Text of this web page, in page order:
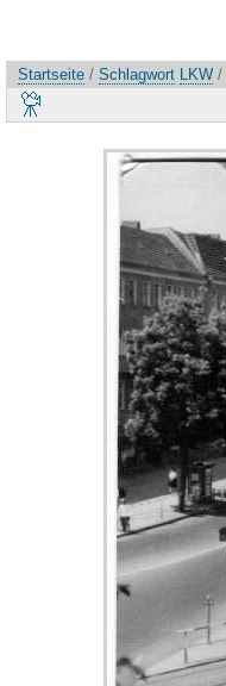
Startseite / Schlagwort LKW /